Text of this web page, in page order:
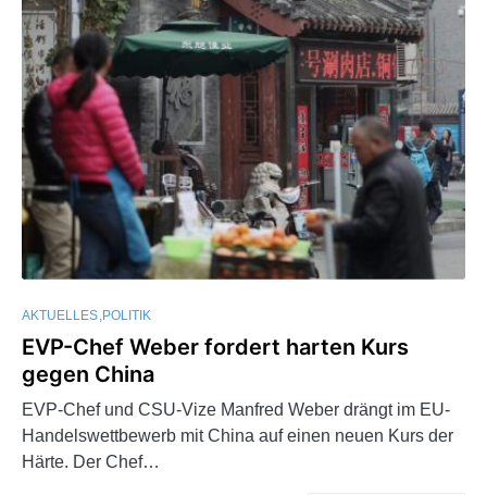
AKTUELLES POLITIK
EVP-Chef Weber fordert harten Kurs
gegen China
EVP-Chef und CSU-Vize Manfred Weber drängt im EU-
Handelswettbewerb mit China auf einen neuen Kurs der
Härte. Der Chef…